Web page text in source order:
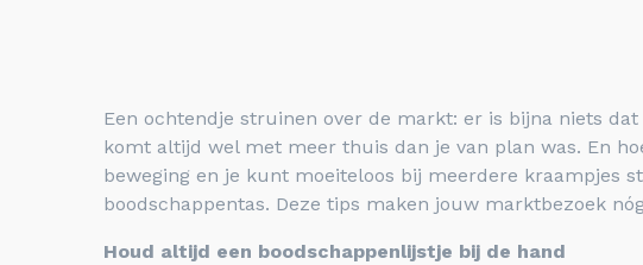
Een ochtendje struinen over de markt: er is bijna niets
komt altijd wel met meer thuis dan je van plan was. En
beweging en je kunt moeiteloos bij meerdere kraampjes
boodschappentas. Deze tips maken jouw marktbezoek
Houd altijd een boodschappenlijstje bij de hand